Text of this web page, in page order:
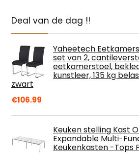
Deal van de dag !!
Yaheetech
set van 2,
eetkamerstoel,
kunstleer, 135 kg
zwart
€106.99
Keuken stelling Kast
Expandable Multi-
Keukenkasten -Tops